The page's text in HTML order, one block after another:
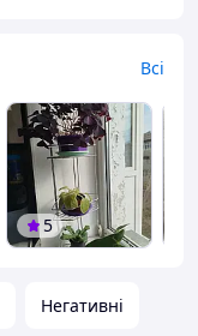
Негативні
Всі
5